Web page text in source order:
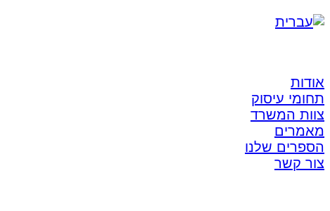
אודות
תחומי עיסוק
צוות המשרד
מאמרים
הספרים שלנו
צור קשר